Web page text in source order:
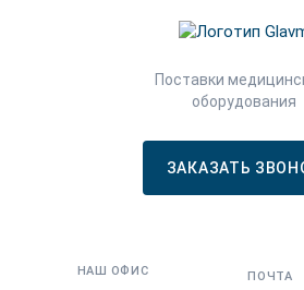
Поставки
оборудования
ЗАКАЗАТЬ
НАШ ОФИС ПОЧТА